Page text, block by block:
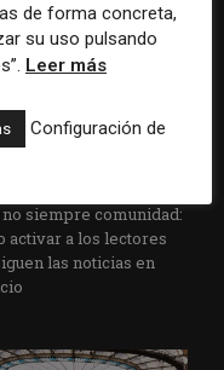
siempre comunidad:
activar a los lectores
las noticias en
de forma concreta,
su uso pulsando
Leer más
Configuración de